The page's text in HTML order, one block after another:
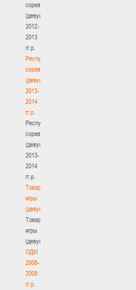
соревнования
(девушки)
2012-
2013
гг.р.
Республиканские
соревнования
(девушки)
2013-
2014
гг.р.
Республиканские
соревнования
(девушки)
2013-
2014
гг.р.
Товарищеские
игры
(девушки)
Товарищеские
игры
(девушки)
ОДМ
2008-
2009
гг.р.